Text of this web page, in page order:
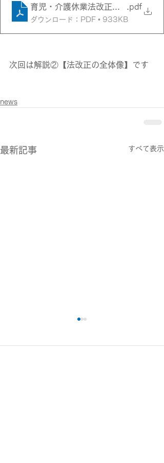
育児・介護休業法改正ポイント解説
.pdf
ダウンロード：PDF • 933KB
次回は解説②【法改正の全体像】です
news
最新記事 すべて表示